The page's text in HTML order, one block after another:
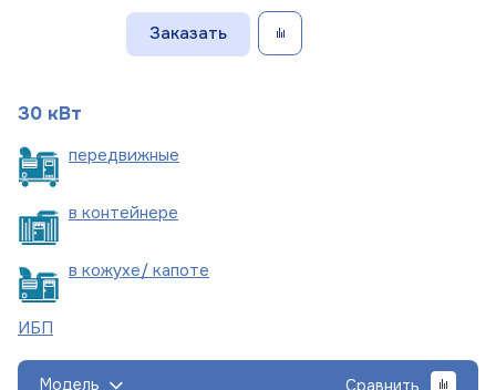
Заказать
30 кВт
передвижные
в контейнере
в кожухе/ капоте
ИБП
Модель Сравнить